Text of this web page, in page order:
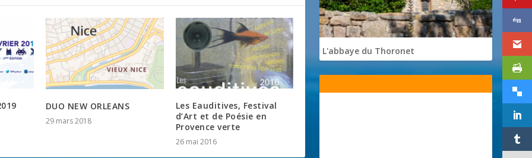
DUO NEW ORLEANS
29 mars 2018
Les Eauditives, Festival
d’Art et de Poésie en
Provence verte
26 mai 2016
L'abbaye du Thoronet